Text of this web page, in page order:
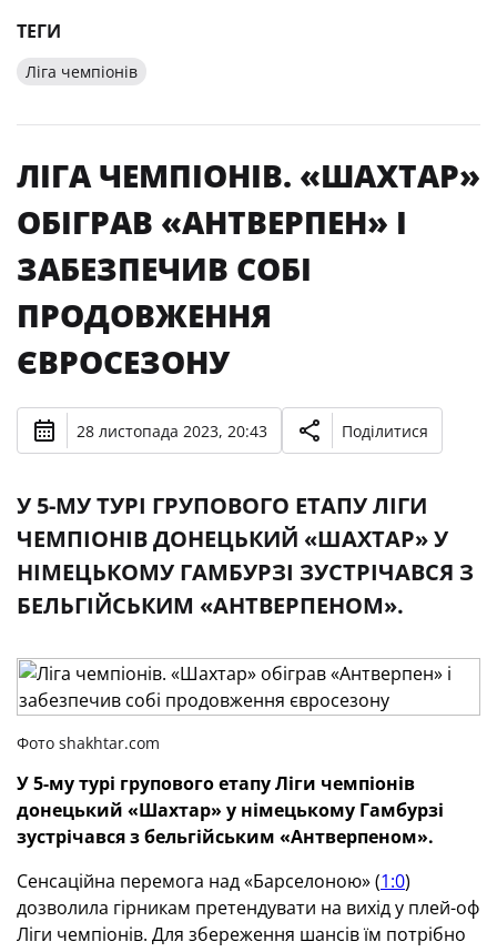
ТЕГИ
Ліга чемпіонів
ЛІГА ЧЕМПІОНІВ. «ШАХТАР»
ОБІГРАВ «АНТВЕРПЕН» І
ЗАБЕЗПЕЧИВ СОБІ
ПРОДОВЖЕННЯ
ЄВРОСЕЗОНУ
28 листопада 2023, 20:43 Поділитися
У 5-МУ ТУРІ ГРУПОВОГО ЕТАПУ ЛІГИ
ЧЕМПІОНІВ ДОНЕЦЬКИЙ «ШАХТАР» У
НІМЕЦЬКОМУ ГАМБУРЗІ ЗУСТРІЧАВСЯ З
БЕЛЬГІЙСЬКИМ «АНТВЕРПЕНОМ».
Фото shakhtar.com
У 5-му турі групового етапу Ліги чемпіонів
донецький «Шахтар» у німецькому Гамбурзі
зустрічався з бельгійським «Антверпеном».
Сенсаційна перемога над «Барселоною» (1:0)
дозволила гірникам претендувати на вихід у плей-оф
Ліги чемпіонів. Для збереження шансів їм потрібно